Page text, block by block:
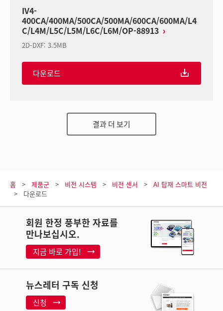
IV4-
400CA/400MA/500CA/500MA/600CA/600MA/L4
C/L4M/L5C/L5M/L6C/L6M/OP-88913
2D-DXF: 3.5MB
다운로드
결과 더 보기
홈 제품군 비전 시스템 비전 센서
AI 탑재 스마트 비전
다운로드
회원 한정 풍부한 자료를
만나보십시오.
지금 바로 가입!
뉴스레터 구독 신청
신청